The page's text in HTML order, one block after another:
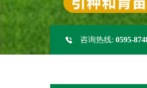
咨询热线: 0595-